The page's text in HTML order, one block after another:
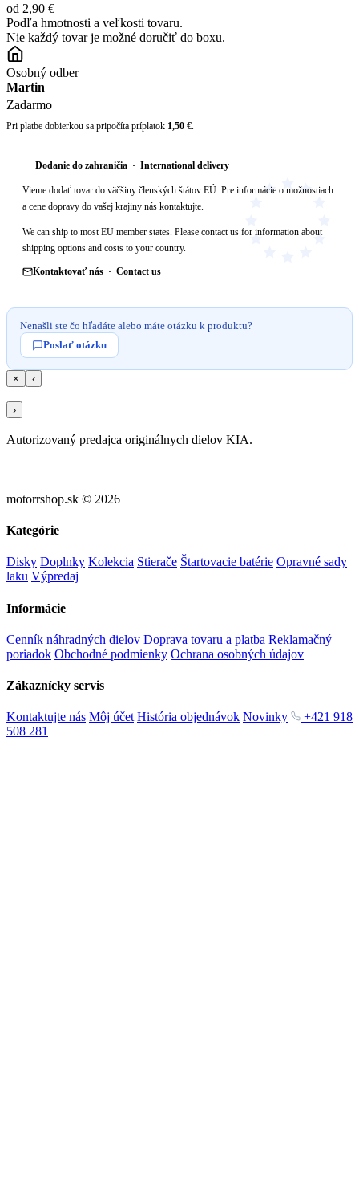
od 2,90 €
Podľa hmotnosti a veľkosti tovaru.
Nie každý tovar je možné doručiť do boxu.
Osobný odber
Martin
Zadarmo
Pri platbe dobierkou sa pripočíta príplatok 1,50 €.
Dodanie do zahraničia · International delivery
Vieme dodať tovar do väčšiny členských štátov EÚ. Pre informácie o možnostiach
a cene dopravy do vašej krajiny nás kontaktujte.
We can ship to most EU member states. Please contact us for information about
shipping options and costs to your country.
Kontaktovať nás · Contact us
Nenašli ste čo hľadáte alebo máte otázku k produktu?
Poslať otázku
× ‹
›
Autorizovaný predajca originálnych dielov KIA.
motorrshop.sk © 2026
Kategórie
Disky Doplnky Kolekcia Stierače Štartovacie batérie Opravné sady
laku Výpredaj
Informácie
Cenník náhradných dielov Doprava tovaru a platba Reklamačný
poriadok Obchodné podmienky Ochrana osobných údajov
Zákaznícky servis
Kontaktujte nás Môj účet História objednávok Novinky
+421 918
508 281